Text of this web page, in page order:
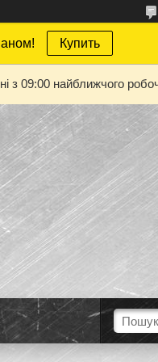
Купить
з 09:00 найближчого